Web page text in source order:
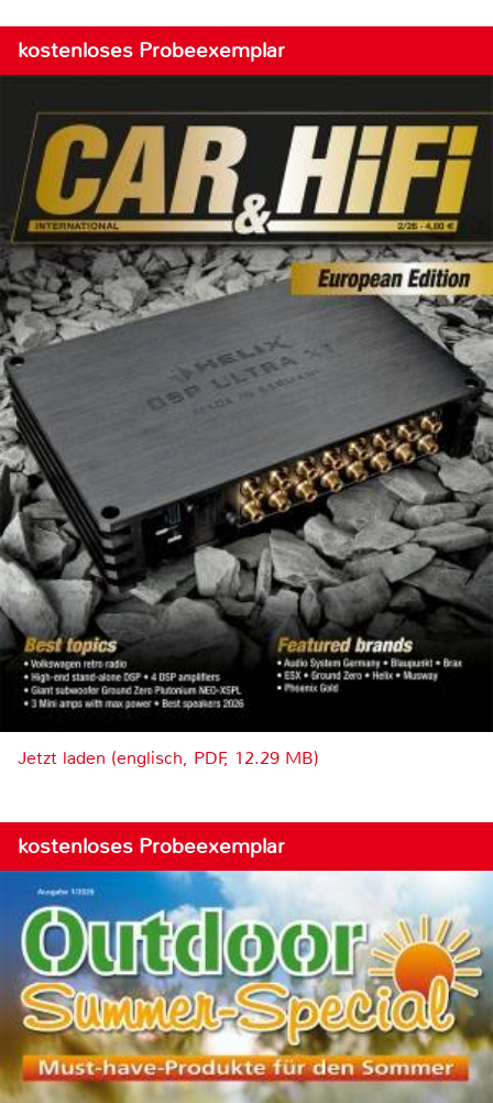
kostenloses Probeexemplar
Jetzt laden (englisch, PDF, 12.29 MB)
kostenloses Probeexemplar